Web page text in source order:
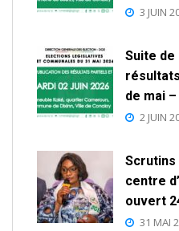
3 JUIN
Suite de
de mai
2 JUIN
Scrutins
centre
ouvert
31 MAI